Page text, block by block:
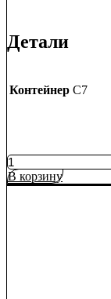
Детали
Контейнер C7
Количество
товара
Яблоня
В корзину